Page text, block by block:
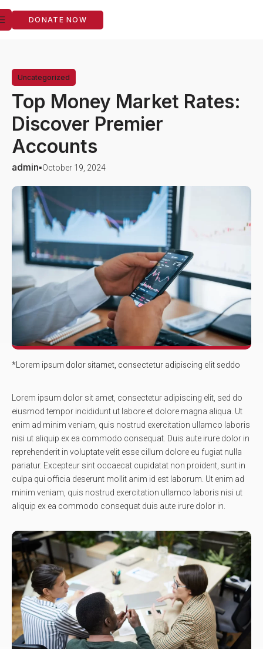
DONATE NOW
Uncategorized
Top Money Market Rates:
Discover Premier
Accounts
admin October 19, 2024
*Lorem ipsum dolor sitamet, consectetur adipiscing elit seddo
Lorem ipsum dolor sit amet, consectetur adipiscing elit, sed do
eiusmod tempor incididunt ut labore et dolore magna aliqua. Ut
enim ad minim veniam, quis nostrud exercitation ullamco laboris
nisi ut aliquip ex ea commodo consequat. Duis aute irure dolor in
reprehenderit in voluptate velit esse cillum dolore eu fugiat nulla
pariatur. Excepteur sint occaecat cupidatat non proident, sunt in
culpa qui officia deserunt mollit anim id est laborum. Ut enim ad
minim veniam, quis nostrud exercitation ullamco laboris nisi ut
aliquip ex ea commodo consequat duis aute irure dolor in.